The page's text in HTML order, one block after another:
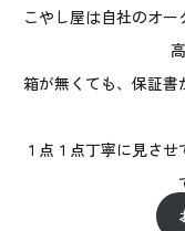
こやし屋は自社のオー
箱が無くても、保証
１点１点丁寧に見さ